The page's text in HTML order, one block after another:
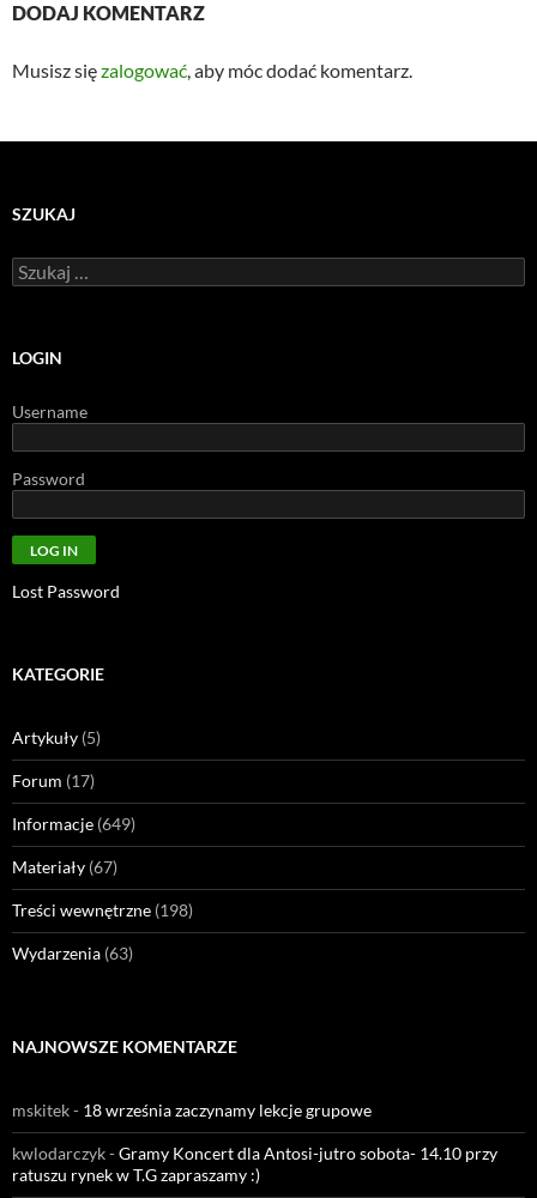
DODAJ KOMENTARZ
Musisz sięzalogować, aby móc dodać komentarz.
SZUKAJ
Szukaj:
LOGIN
Username
Password
Lost Password
KATEGORIE
Artykuły (5)
Forum (17)
Informacje (649)
Materiały (67)
Treści wewnętrzne (198)
Wydarzenia (63)
NAJNOWSZE KOMENTARZE
mskitek- 18 września zaczynamy lekcje grupowe
kwlodarczyk-Gramy Koncert dla Antosi-jutro sobota- 14.10 przy
ratuszu rynek w T.G zapraszamy :)